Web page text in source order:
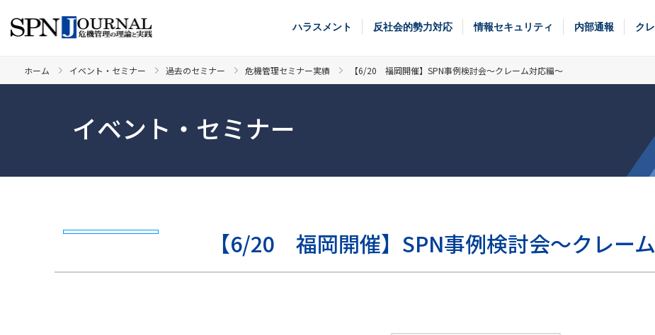
ハラスメント 反社会的勢力対応 情報セキュリティ 内部通報 ク
ホーム イベント・セミナー 過去のセミナー 危機管理セミナー実績 【6/20 福岡開催】SPN事例検討会～クレーム対応編～
イベント・セミナー
【6/20 福岡開催】SPN事例検討会～クレー